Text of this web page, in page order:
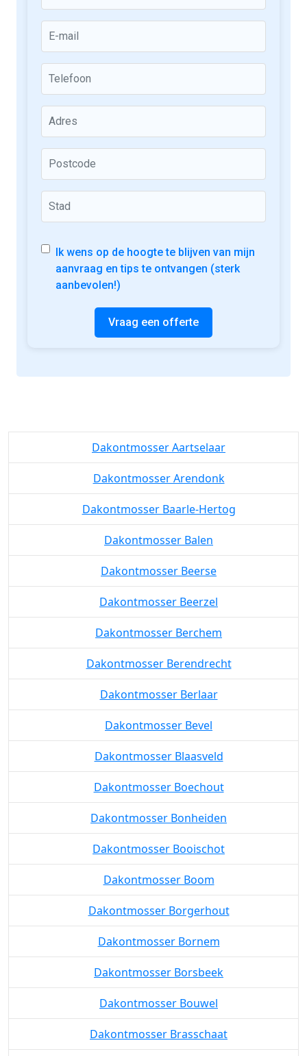
Ik wens op de hoogte te blijven van mijn
aanvraag en tips te ontvangen (sterk
aanbevolen!)
Vraag een offerte
Dakontmosser Aartselaar
Dakontmosser Arendonk
Dakontmosser Baarle-Hertog
Dakontmosser Balen
Dakontmosser Beerse
Dakontmosser Beerzel
Dakontmosser Berchem
Dakontmosser Berendrecht
Dakontmosser Berlaar
Dakontmosser Bevel
Dakontmosser Blaasveld
Dakontmosser Boechout
Dakontmosser Bonheiden
Dakontmosser Booischot
Dakontmosser Boom
Dakontmosser Borgerhout
Dakontmosser Bornem
Dakontmosser Borsbeek
Dakontmosser Bouwel
Dakontmosser Brasschaat